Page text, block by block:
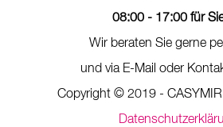
08:00 - 17:00 für
Wir beraten Sie gerne
und via E-Mail oder
Copyright © 2019 - CASYMIR